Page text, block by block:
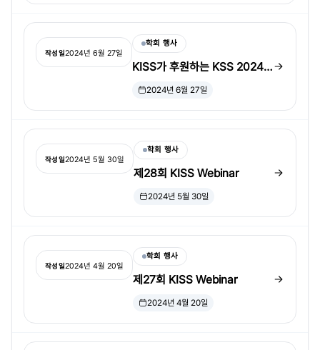
작성일2024년 6월 27일
학회 행사
KISS가 후원하는 KSS 2024
Summer Conference 프로그
2024년 6월 27일
작성일2024년 5월 30일
학회 행사
제28회 KISS Webinar
2024년 5월 30일
작성일2024년 4월 20일
학회 행사
제27회 KISS Webinar
2024년 4월 20일